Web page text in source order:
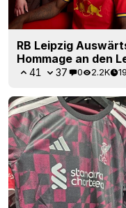
RB Leipzig
Hommage an den
41 37 0 2.2K